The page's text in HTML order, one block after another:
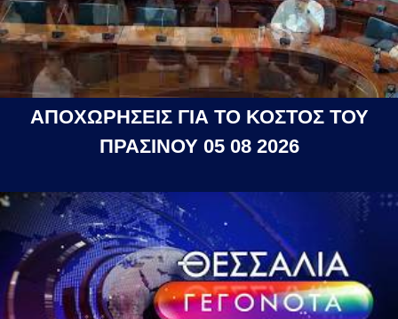
ΑΠΟΧΩΡΗΣΕΙΣ ΓΙΑ ΤΟ ΚΟΣΤΟΣ ΤΟΥ
ΠΡΑΣΙΝΟΥ 05 08 2026